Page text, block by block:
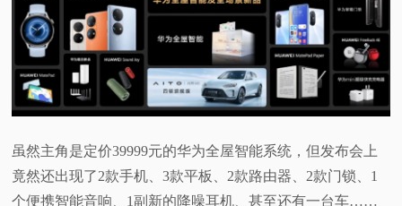
讯
评
测
视
频
虽然主角是定价39999元的华为全屋智能系统，但发布会上
竟然还出现了2款手机、3款平板、2款路由器、2款门锁、1
个便携智能音响、1副新的降噪耳机、甚至还有一台车……